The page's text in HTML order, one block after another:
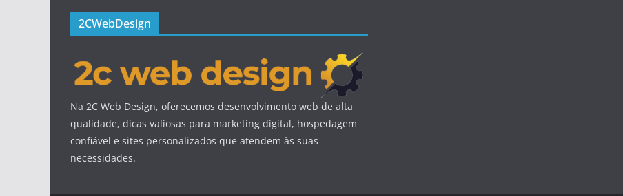
2CWebDesign
Na 2C Web Design, oferecemos desenvolvimento web de alta
qualidade, dicas valiosas para marketing digital, hospedagem
confiável e sites personalizados que atendem às suas
necessidades.